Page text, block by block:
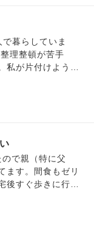
暮らしていま
理整頓が苦手
私が片付けようと
しまい、他にもケ
たこともあり、家
実家にあいさつに
っていることが気
ルして、「はい」
しがちなこともあ
棚の埃や玄関の
で親（特に父
ます。間食もゼリ
後すぐ歩きに行く
の侵害だと思って
薬もらったりし